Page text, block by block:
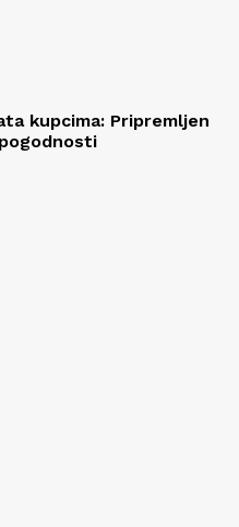
kupcima: Pripremljen